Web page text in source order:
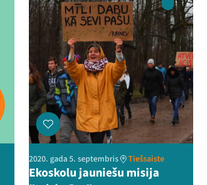
2020. gada 5. septembris Tiešsaiste
Ekoskolu jauniešu misija